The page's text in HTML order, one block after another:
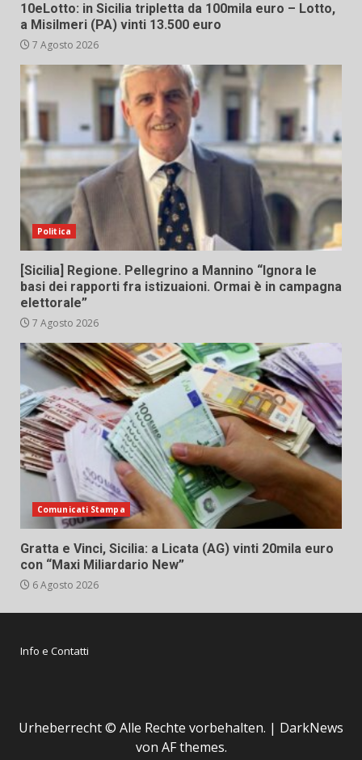
10eLotto: in Sicilia tripletta da 100mila euro – Lotto,
a Misilmeri (PA) vinti 13.500 euro
7 Agosto 2026
Politica
[Sicilia] Regione. Pellegrino a Mannino “Ignora le
basi dei rapporti fra istizuaioni. Ormai è in campagna
elettorale”
7 Agosto 2026
Comunicati Stampa
Gratta e Vinci, Sicilia: a Licata (AG) vinti 20mila euro
con “Maxi Miliardario New”
6 Agosto 2026
Info e Contatti
Urheberrecht © Alle Rechte vorbehalten. | DarkNews
von AF themes.